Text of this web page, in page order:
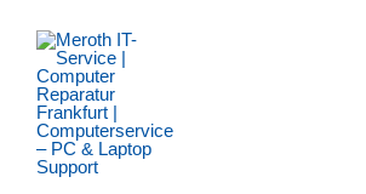
Inhalt
springen